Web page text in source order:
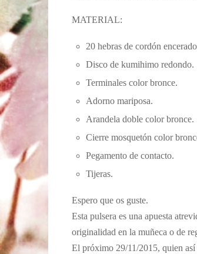
MATERIAL:
20 hebras de cordón
Disco de kumihimo redondo.
Terminales color bronce.
Adorno mariposa.
Arandela doble color bronce.
Cierre mosquetón color
Pegamento de contacto.
Tijeras.
Espero que os guste.
Esta pulsera es una apuesta
originalidad en la muñeca o de
El próximo 29/11/2015, quien